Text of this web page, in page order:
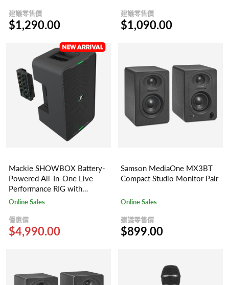
建議零售價
$1,290.00
建議零售價
$1,090.00
Mackie SHOWBOX Battery-
Powered All-In-One Live
Performance RIG with
Breakaway MIX Control
Online Sales
優惠價
$4,990.00
Samson MediaOne MX3BT
Compact Studio Monitor Pair
Online Sales
建議零售價
$899.00